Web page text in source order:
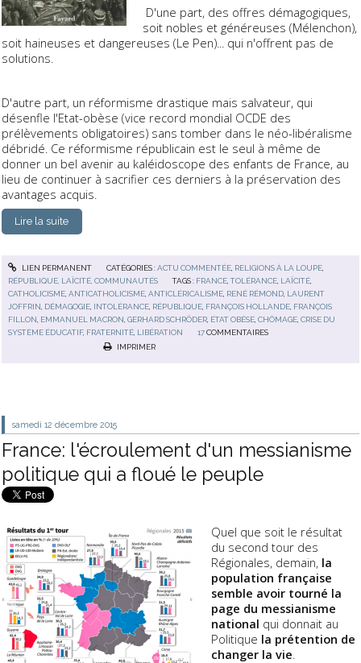
D'une part, des offres démagogiques,
soit nobles et généreuses (Mélenchon),
soit haineuses et dangereuses (Le Pen)... qui n'offrent pas de
solutions.
D'autre part, un réformisme drastique mais salvateur, qui
désenfle l'Etat-obèse (vice record mondial OCDE des
prélèvements obligatoires) sans tomber dans le néo-libéralisme
débridé. Ce réformisme républicain est le seul à même de
donner un bel avenir au kaléidoscope des enfants de France, au
lieu de continuer à sacrifier ces derniers à la préservation des
avantages acquis.
Lire la suite
LIEN PERMANENT CATÉGORIES :ACTU COMMENTÉE, RELIGIONS À LA LOUPE,
RÉPUBLIQUE, LAÏCITÉ, COMMUNAUTÉS
TAGS : FRANCE ,TOLÉRANCE LAÏCITÉ
CATHOLICISME ,ANTICATHOLICISME ,ANTICLÉRICALISME RENÉ RÉMOND LAURENT
JOFFRIN DÉMAGOGIE INTOLÉRANCE RÉPUBLIQUE FRANÇOIS HOLLANDE FRANÇOIS
FILLON EMMANUEL MACRON ,GERHARD SCHRÖDER ÉTAT OBÈSE ,CHÔMAGE ,CRISE DU
SYSTÈME ÉDUCATIF, FRATERNITÉ LIBÉRATION 17 COMMENTAIRES
IMPRIMER
samedi 12 décembre 2015
France: l'écroulement d'un messianisme
politique qui a floué le peuple
Quel que soit le résultat
du second tour des
Régionales, demain, la
population française
semble avoir tourné la
page du messianisme
national qui donnait au
Politique la prétention de
changer la vie